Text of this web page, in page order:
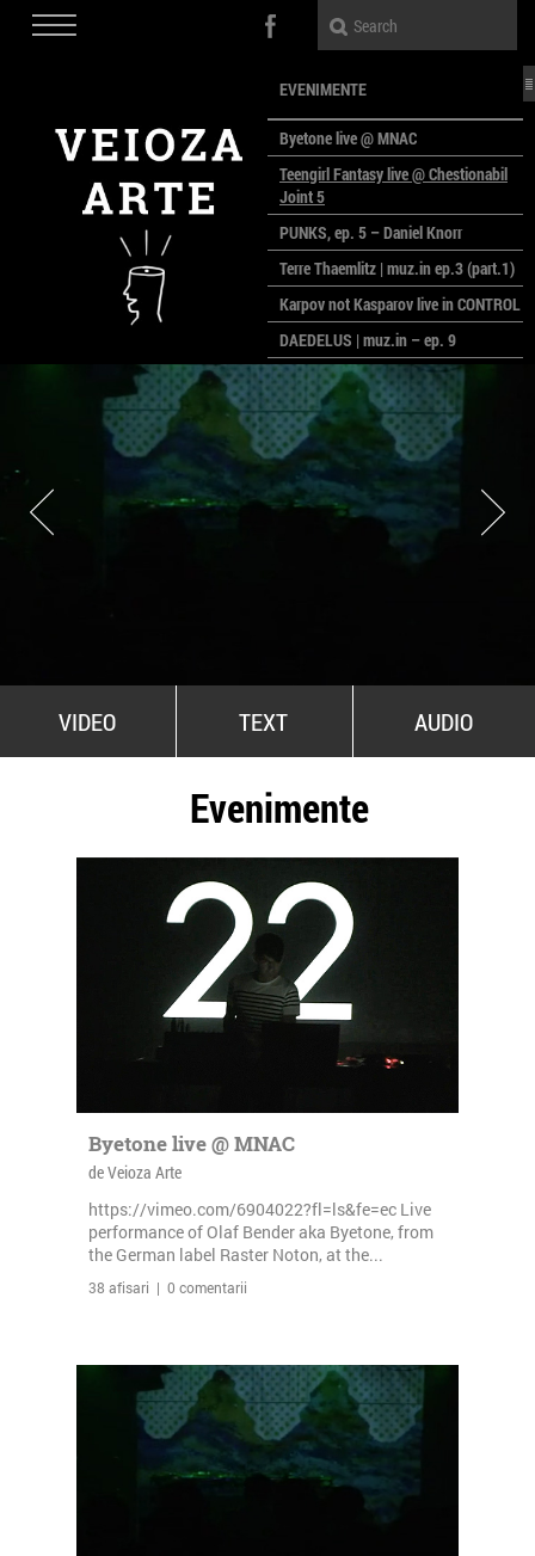
EVENIMENTE
Byetone live @ MNAC
Teengirl Fantasy live @ Chestionabil
Joint 5
PUNKS, ep. 5 – Daniel Knorr
Terre Thaemlitz | muz.in ep.3 (part.1)
Karpov not Kasparov live in CONTROL
DAEDELUS | muz.in – ep. 9
LALELE, LALELE – prima premieră a
anului la MACAZ
CinePOLSKA – filme poloneze la
București
PEOPLE OF ROMANIA se lansează la
galeria Simeza
All Stars For Outernational
VIDEO TEXT AUDIO
Evenimente
Byetone live @ MNAC
de Veioza Arte
https://vimeo.com/6904022?fl=ls&fe=ec Live
performance of Olaf Bender aka Byetone, from
the German label Raster Noton, at the...
38 afisari | 0 comentarii